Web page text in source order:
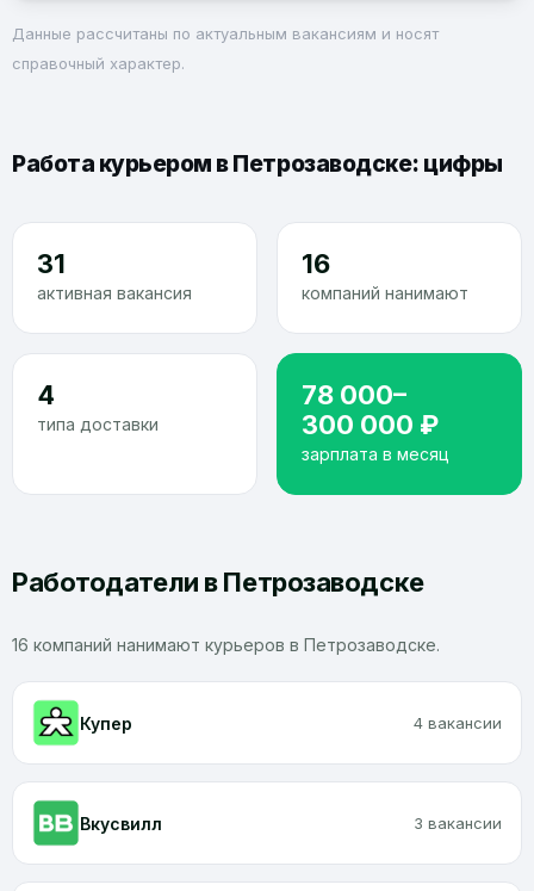
Данные рассчитаны по актуальным вакансиям и носят
справочный характер.
Работа курьером в Петрозаводске: цифры
31
активная вакансия
16
компаний нанимают
4
типа доставки
78 000–
300 000 ₽
зарплата в месяц
Работодатели в Петрозаводске
16 компаний нанимают курьеров в Петрозаводске.
Купер 4 вакансии
Вкусвилл 3 вакансии